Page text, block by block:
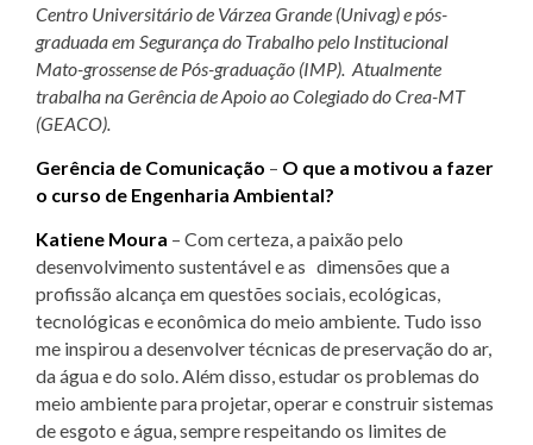
Centro Universitário de Várzea Grande (Univag) e pós-
graduada em Segurança do Trabalho pelo Institucional
Mato-grossense de Pós-graduação (IMP). Atualmente
trabalha na Gerência de Apoio ao Colegiado do Crea-MT
(GEACO).
Gerência de Comunicação – O que a motivou a fazer
o curso de Engenharia Ambiental?
Katiene Moura – Com certeza, a paixão pelo
desenvolvimento sustentável e as dimensões que a
profissão alcança em questões sociais, ecológicas,
tecnológicas e econômica do meio ambiente. Tudo isso
me inspirou a desenvolver técnicas de preservação do ar,
da água e do solo. Além disso, estudar os problemas do
meio ambiente para projetar, operar e construir sistemas
de esgoto e água, sempre respeitando os limites de